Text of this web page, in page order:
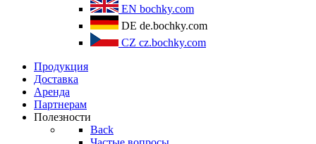
EN bochky.com
DE de.bochky.com
CZ cz.bochky.com
Продукция
Доставка
Аренда
Партнерам
Полезности
Back